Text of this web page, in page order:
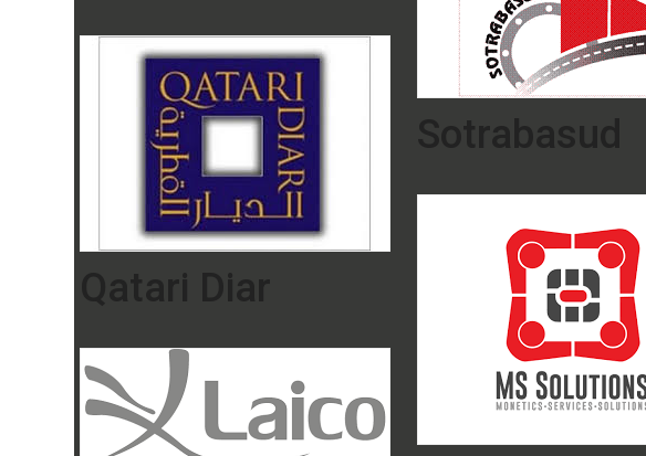
Sotrabasud
Qatari Diar